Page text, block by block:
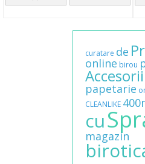
curatare de
online birou
Accesorii
papetarie
CLEANLIKE
cu
magazin